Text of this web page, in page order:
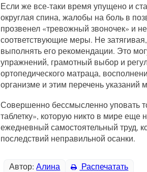
Если же все-таки время упущено и
округлая спина, жалобы на боль в
прозвенел «тревожный звоночек» и
соответствующие меры. Не
выполнять его рекомендации. Это
упражнений, грамотный выбор и
ортопедического матраца,
организме и этим перечень указаний
Совершенно бессмысленно уповать
таблетку», которую никто в мире еще
ежедневный самостоятельный труд,
последствий неправильной осанки.
Автор:Алина Распечатать